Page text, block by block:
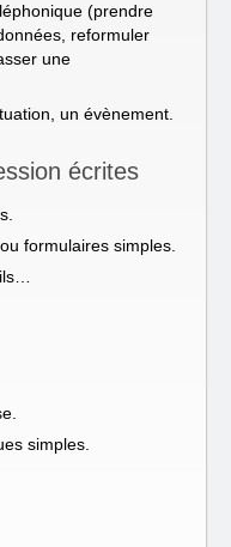
(prendre
reformuler
une
un évènement.
écrites
formulaires simples.
simples.